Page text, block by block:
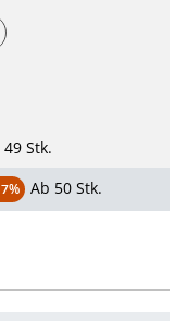
49 Stk.
Ab 50 Stk.